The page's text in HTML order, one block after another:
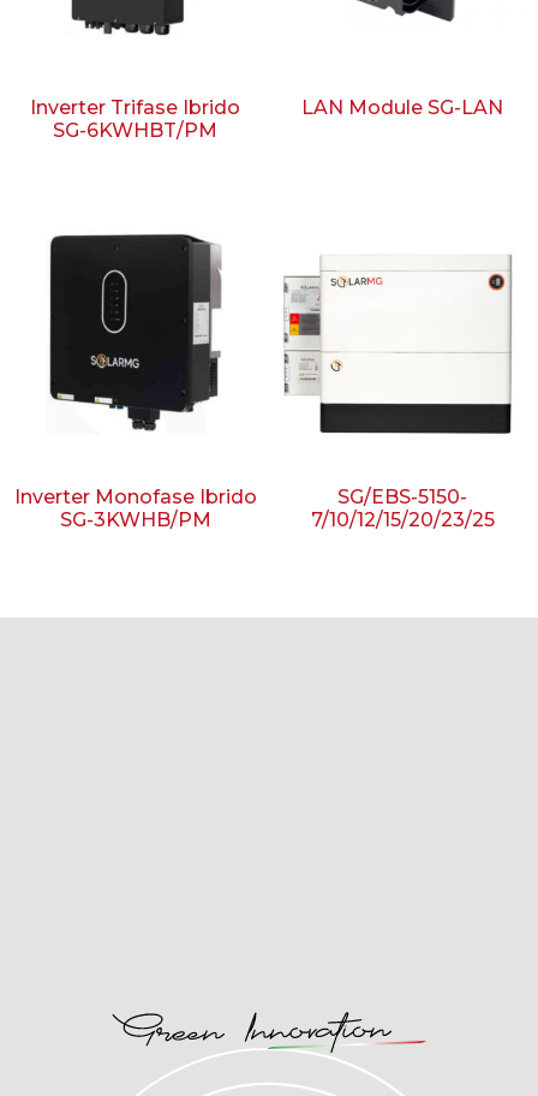
Inverter Trifase Ibrido
SG-6KWHBT/PM
LAN Module SG-LAN
Inverter Monofase Ibrido
SG-3KWHB/PM
SG/EBS-5150-
7/10/12/15/20/23/25